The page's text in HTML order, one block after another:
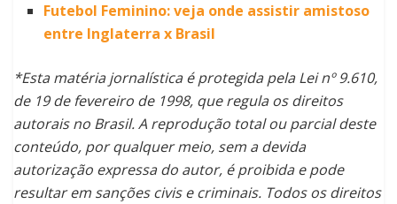
Futebol Feminino: veja onde assistir amistoso
entre Inglaterra x Brasil
*Esta matéria jornalística é protegida pela Lei nº 9.610,
de 19 de fevereiro de 1998, que regula os direitos
autorais no Brasil. A reprodução total ou parcial deste
conteúdo, por qualquer meio, sem a devida
autorização expressa do autor, é proibida e pode
resultar em sanções civis e criminais. Todos os direitos